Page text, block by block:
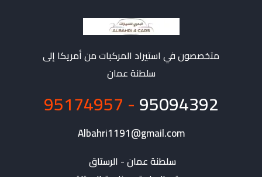
متخصصون في استيراد المركبات من أمريكا إلى
سلطنة عمان
95094392
- 95174957
Albahri1191@gmail.com